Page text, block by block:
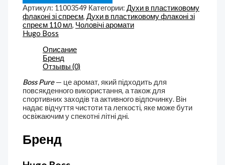
Артикул: 11003549 Категории:Духи в пластиковому
флаконі зі спреєм,Духи в пластиковому флаконі зі
спреєм 110 мл, Чоловічі аромати
Hugo Boss
Описание
Бренд
Отзывы (0)
Boss Pure— це аромат, який підходить для
повсякденного використання, а також для
спортивних заходів та активного відпочинку. Він
надає відчуття чистоти та легкості, яке може бути
освіжаючим у спекотні літні дні.
Бренд